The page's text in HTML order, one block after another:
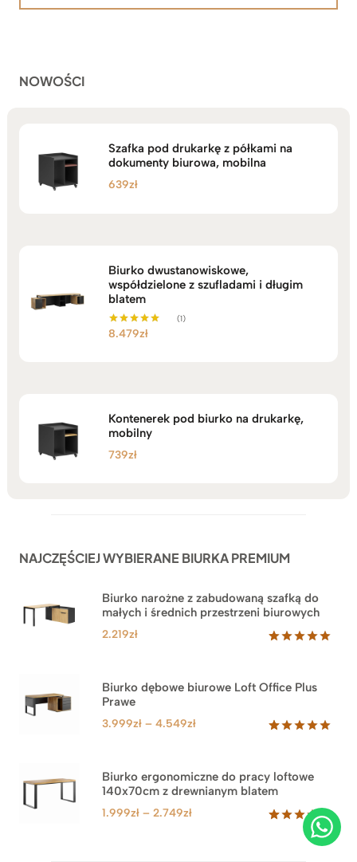
2.199zł
NOWOŚCI
Szafka pod drukarkę z półkami na
dokumenty biurowa, mobilna
639zł
Biurko dwustanowiskowe,
współdzielone z szufladami i długim
blatem
Oceniono
(1)
8.479zł
Kontenerek pod biurko na drukarkę,
mobilny
739zł
NAJCZĘŚCIEJ WYBIERANE BIURKA PREMIUM
Biurko narożne z zabudowaną szafką do
małych i średnich przestrzeni biurowych
na
podstawie
klienta
2.219zł
Biurko dębowe biurowe Loft Office Plus
Prawe
na
podstawie
ocen
klientów
3.999zł – 4.549złZakres
3.999zł
do
Biurko ergonomiczne do pracy loftowe
140x70cm z drewnianym blatem
Oceniony
na 5
1.999zł – 2.749złZakres